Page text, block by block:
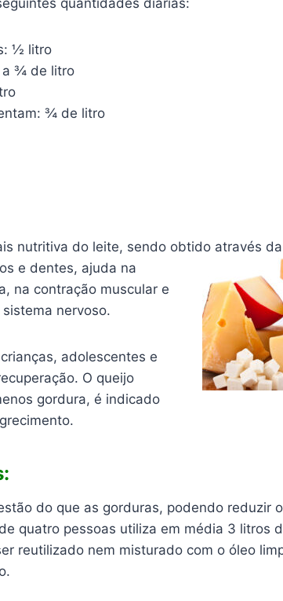
quantidades diárias:
½ litro
¾ de litro
¾ de litro
nutritiva do leite, sendo obtido através
e dentes, ajuda na
na contração muscular e
nervoso.
adolescentes e
O queijo
gordura, é indicado
do que as gorduras, podendo reduzir
quatro pessoas utiliza em média 3 litros
reutilizado nem misturado com o óleo